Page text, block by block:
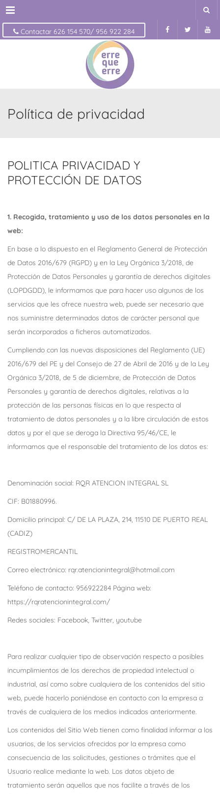
Menu
Contactar 626 154 570/ 956 922 284
Política de privacidad
POLITICA PRIVACIDAD Y
PROTECCIÓN DE DATOS
1. Recogida, tratamiento y uso de los datos personales en la
web:
En base a lo dispuesto en el Reglamento General de Protección
de Datos 2016/679 (RGPD) y en la Ley Orgánica 3/2018, de
Protección de Datos Personales y garantía de derechos digitales
(LOPDGDD), le informamos que para hacer uso algunos de los
servicios que les ofrece nuestra web, puede ser necesario que
nos suministre determinados datos de carácter personal que
serán incorporados a ficheros automatizados.
Cumpliendo con las nuevas disposiciones del Reglamento (UE)
2016/679 del PE y del Consejo de 27 de Abril de 2016 y de la Ley
Orgánica 3/2018, de 5 de diciembre, de Protección de Datos
Personales y garantía de derechos digitales, relativas a la
protección de las personas físicas en lo que respecta al
tratamiento de datos personales y a la libre circulación de estos
datos y por el que se deroga la Directiva 95/46/CE, le
informamos que el responsable del tratamiento de los datos es:
Denominación social: RQR ATENCION INTEGRAL SL
CIF: B01880996.
Domicilio principal: C/ DE LA PLAZA, 214, 11510 DE PUERTO REAL
(CADIZ)
REGISTROMERCANTIL
Correo electrónico: rqr.atencionintegral@hotmail.com
Teléfono de contacto: 956922284 Página web:
https://rqratencionintegral.com/
Redes sociales: Facebook, Twitter, youtube
Para realizar cualquier tipo de observación respecto a posibles
incumplimientos de los derechos de propiedad intelectual o
industrial, así como sobre cualquiera de los contenidos del sitio
web, puede hacerlo poniéndose en contacto con la empresa a
través de cualquiera de los medios indicados anteriormente.
Los contenidos del Sitio Web tienen como finalidad informar a los
usuarios, de los servicios ofrecidos por la empresa como
consecuencia de las solicitudes, gestiones o trámites que el
Usuario realice mediante la web. Los datos objeto de
tratamiento serán aquellos que nos facilite a través de los